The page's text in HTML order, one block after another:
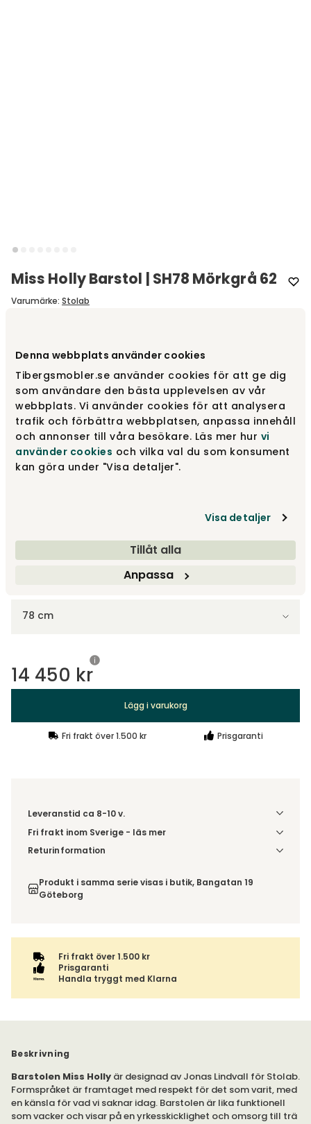
Denna webbplats använder cookies
Tibergsmobler.se använder cookies för att ge dig
som användare den bästa upplevelsen av vår
webbplats. Vi använder cookies för att analysera
trafik och förbättra webbplatsen, anpassa innehåll
och annonser till våra besökare. Läs mer hur vi
använder cookies och vilka val du som konsument
kan göra under "Visa detaljer".
Visa detaljer
Tillåt alla
Anpassa
Miss Holly Barstol | SH78 Mörkgrå 62
Varumärke: Stolab
Mörkgrå 62 14 450 kr
Oljad ek
Visa fler +1
78 cm
14 450 kr
Lägg i varukorg
Fri frakt över 1.500 kr Prisgaranti
Leveranstid ca 8-10 v.
Fri frakt inom Sverige - läs mer
Denna vara skickas till din port/tomtgräns. Innan leverans
ordern tillsammans.
Returinformation
inte av ångerrätten.
Produkt i samma serie visas i butik, Bangatan 19
Göteborg
Fri frakt över 1.500 kr
Prisgaranti
Handla tryggt med Klarna
Beskrivning
Barstolen Miss Holly är designad av Jonas Lindvall för Stolab.
Formspråket är framtaget med respekt för det som varit, med
en känsla för vad vi saknar idag. Barstolen är lika funktionell
som vacker och visar på en yrkesskicklighet och omsorg till trä